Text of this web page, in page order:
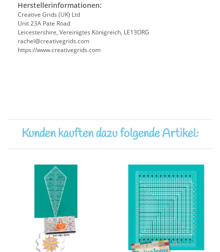
Herstellerinformationen:
Creative Grids (UK) Ltd
Unit 23A Pate Road
Leicestershire, Vereinigtes Königreich, LE13ORG
rachel@creativegrids.com
https://www.creativegrids.com
Kunden kauften dazu folgende Artikel: